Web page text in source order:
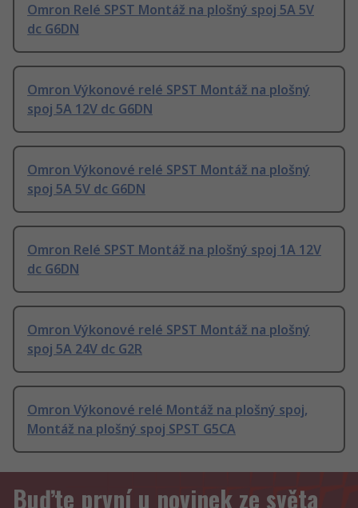
Omron Relé SPST Montáž na plošný spoj 5A 5V
dc G6DN
Omron Výkonové relé SPST Montáž na plošný
spoj 5A 12V dc G6DN
Omron Výkonové relé SPST Montáž na plošný
spoj 5A 5V dc G6DN
Omron Relé SPST Montáž na plošný spoj 1A 12V
dc G6DN
Omron Výkonové relé SPST Montáž na plošný
spoj 5A 24V dc G2R
Omron Výkonové relé Montáž na plošný spoj,
Montáž na plošný spoj SPST G5CA
Buďte první u novinek ze světa